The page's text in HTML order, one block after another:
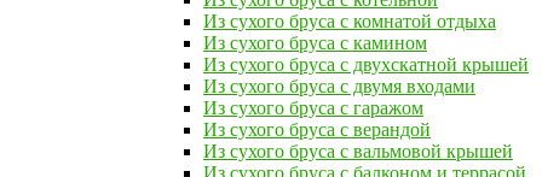
Из сухого бруса с комнатой отдыха
Из сухого бруса с камином
Из сухого бруса с двухскатной крышей
Из сухого бруса с двумя входами
Из сухого бруса с гаражом
Из сухого бруса с верандой
Из сухого бруса с вальмовой крышей
Из сухого бруса с балконом и террасой